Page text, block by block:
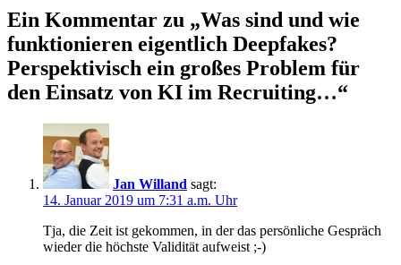
Ein Kommentar zu „Was sind und wie
funktionieren eigentlich Deepfakes?
Perspektivisch ein großes Problem für
den Einsatz von KI im Recruiting…“
Jan Willand sagt:
14. Januar 2019 um 7:31 a.m. Uhr
Tja, die Zeit ist gekommen, in der das persönliche Gespräch
wieder die höchste Validität aufweist ;-)